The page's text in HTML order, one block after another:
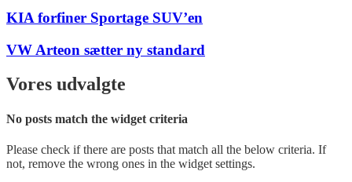
KIA forfiner Sportage SUV’en
VW Arteon sætter ny standard
Vores udvalgte
No posts match the widget criteria
Please check if there are posts that match all the below criteria. If
not, remove the wrong ones in the widget settings.